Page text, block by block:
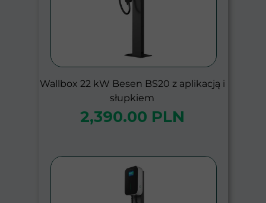
Wallbox 22 kW Besen BS20 z aplikacją i
słupkiem
2,390.00 PLN